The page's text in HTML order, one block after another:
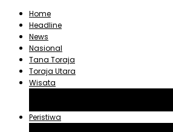
Home
Headline
News
Nasional
Tana Toraja
Toraja Utara
Wisata
Peristiwa